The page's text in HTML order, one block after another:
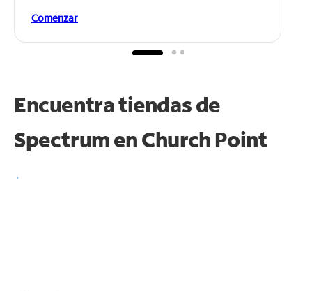
Comenzar
Encuentra tiendas de
Spectrum enChurch Point